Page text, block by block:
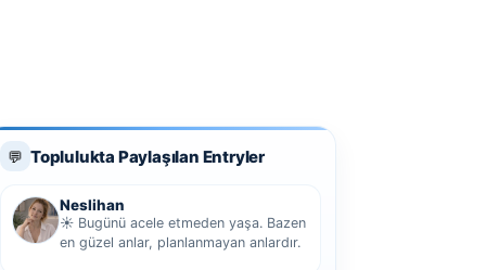
💬 Toplulukta Paylaşılan Entryler
Neslihan
☀️ Bugünü acele etmeden yaşa. Bazen
en güzel anlar, planlanmayan anlardır.